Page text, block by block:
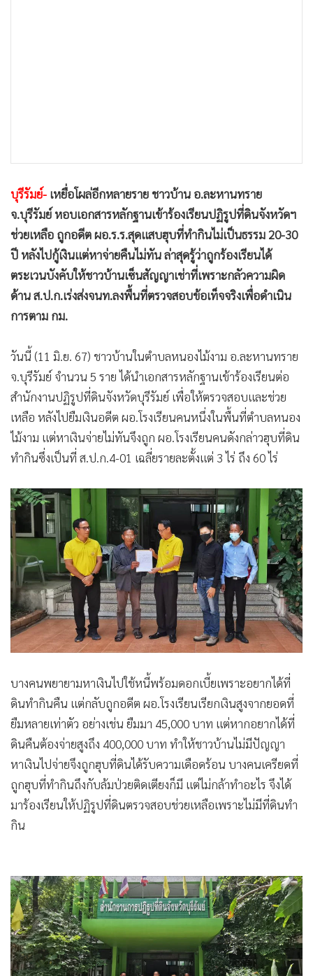
• Factcheck
• ญี่ปุ่น
• News1
• Gotomanager
บุรีรัมย์- เหยื่อโผล่อีกหลายราย ชาวบ้าน อ.ละหานทราย
จ.บุรีรัมย์ หอบเอกสารหลักฐานเข้าร้องเรียนปฏิรูปที่ดินจังหวัดฯ
ช่วยเหลือ ถูกอดีต ผอ.ร.ร.สุดแสบฮุบที่ทำกินไม่เป็นธรรม 20-30
ปี หลังไปกู้เงินแต่หาจ่ายคืนไม่ทัน ล่าสุดรู้ว่าถูกร้องเรียนได้
ตระเวนบังคับให้ชาวบ้านเซ็นสัญญาเช่าที่เพราะกลัวความผิด
ด้าน ส.ป.ก.เร่งส่งจนท.ลงพื้นที่ตรวจสอบข้อเท็จจริงเพื่อดำเนิน
การตาม กม.
วันนี้ (11 มิ.ย. 67) ชาวบ้านในตำบลหนองไม้งาม อ.ละหานทราย
จ.บุรีรัมย์ จำนวน 5 ราย ได้นำเอกสารหลักฐานเข้าร้องเรียนต่อ
สำนักงานปฏิรูปที่ดินจังหวัดบุรีรัมย์ เพื่อให้ตรวจสอบและช่วย
เหลือ หลังไปยืมเงินอดีต ผอ.โรงเรียนคนหนึ่งในพื้นที่ตำบลหนอง
ไม้งาม แต่หาเงินจ่ายไม่ทันจึงถูก ผอ.โรงเรียนคนดังกล่าวฮุบที่ดิน
ทำกินซึ่งเป็นที่ ส.ป.ก.4-01 เฉลี่ยรายละตั้งแต่ 3 ไร่ ถึง 60 ไร่
บางคนพยายามหาเงินไปใช้หนี้พร้อมดอกเบี้ยเพราะอยากได้ที่
ดินทำกินคืน แต่กลับถูกอดีต ผอ.โรงเรียนเรียกเงินสูงจากยอดที่
ยืมหลายเท่าตัว อย่างเช่น ยืมมา 45,000 บาท แต่หากอยากได้ที่
ดินคืนต้องจ่ายสูงถึง 400,000 บาท ทำให้ชาวบ้านไม่มีปัญญา
หาเงินไปจ่ายจึงถูกฮุบที่ดินได้รับความเดือดร้อน บางคนเครียดที่
ถูกฮุบที่ทำกินถึงกับล้มป่วยติดเตียงก็มี แต่ไม่กล้าทำอะไร จึงได้
มาร้องเรียนให้ปฏิรูปที่ดินตรวจสอบช่วยเหลือเพราะไม่มีที่ดินทำ
กิน